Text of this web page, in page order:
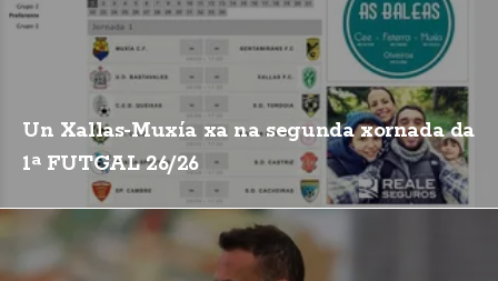
Un Xallas-Muxía xa na segunda xornada da
1ª FUTGAL 26/26